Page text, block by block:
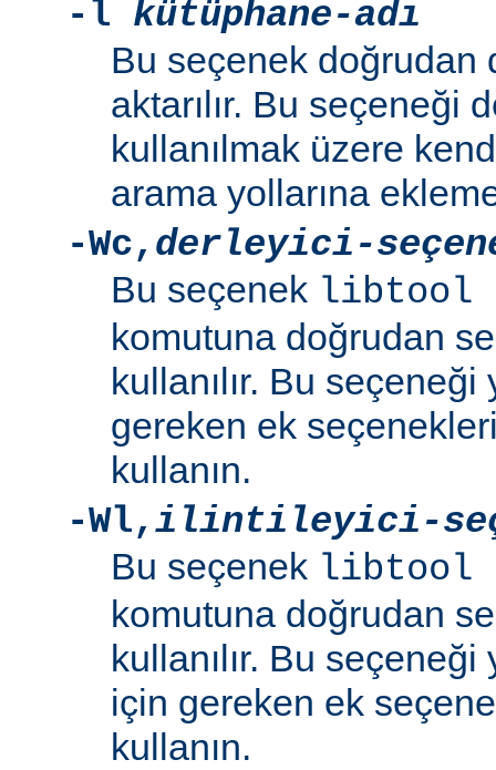
-l kütüphane-adı
Bu seçenek doğrudan
aktarılır. Bu seçeneği
kullanılmak üzere
arama yollarına
-Wc, derleyici-
Bu seçenek libtool
komutuna doğrudan
kullanılır. Bu
gereken ek
kullanın.
-Wl,ilintileyici-
Bu seçenek libtool
komutuna doğrudan
kullanılır. Bu
için gereken ek
kullanın.